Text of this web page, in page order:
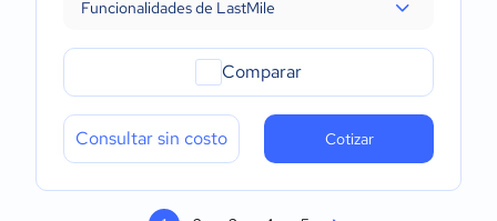
Funcionalidades de LastMile
Comparar
Consultar sin costo Cotizar